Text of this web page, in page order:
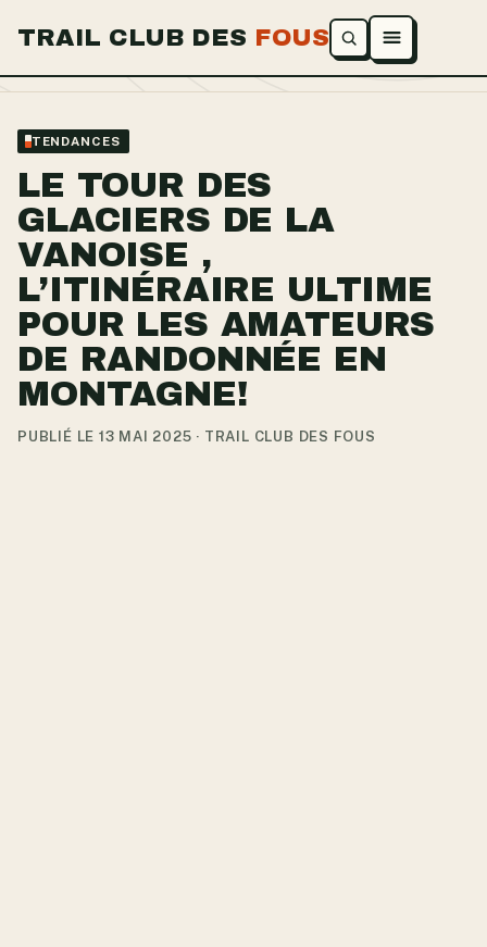
TRAIL CLUB DES FOUS Ouvrir le menu
TENDANCES
LE TOUR DES
GLACIERS DE LA
VANOISE ,
L’ITINÉRAIRE ULTIME
POUR LES AMATEURS
DE RANDONNÉE EN
MONTAGNE!
PUBLIÉ LE 13 MAI 2025 · TRAIL CLUB DES FOUS